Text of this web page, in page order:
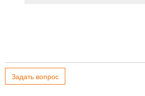
Задать вопрос